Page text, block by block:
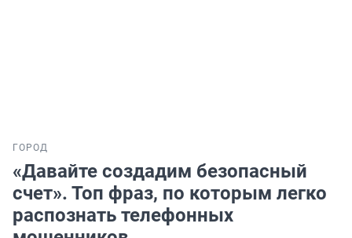
ГОРОД
«Давайте создадим безопасный
счет». Топ фраз, по которым легко
распознать телефонных